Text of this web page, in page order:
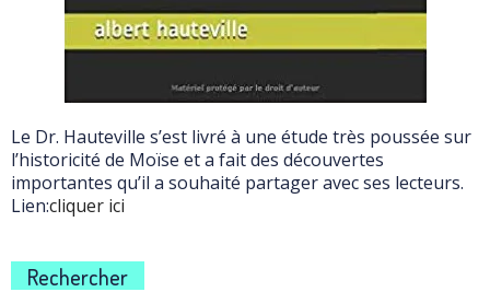
Le Dr. Hauteville s’est livré à une étude très poussée sur
l’historicité de Moïse et a fait des découvertes
importantes qu’il a souhaité partager avec ses lecteurs.
Lien:cliquer ici
Rechercher